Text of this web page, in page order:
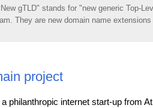
gTLD" stands for "new generic Top-
They are new domain name
project
philanthropic internet start-up from